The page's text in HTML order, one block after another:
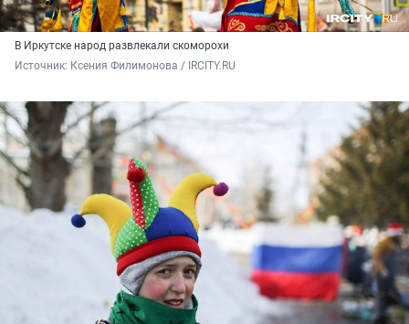
В Иркутске народ развлекали скоморохи
Источник: Ксения Филимонова / IRCITY.RU